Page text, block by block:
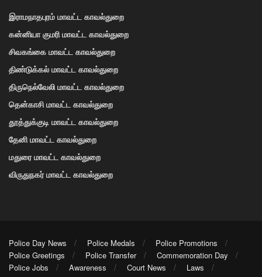
இராமநாதபுரம் மாவட்ட காவல்துறை
கன்னியா குமரி மாவட்ட காவல்துறை
சிவகங்கை மாவட்ட காவல்துறை
திண்டுக்கல் மாவட்ட காவல்துறை
திருநெல்வேலி மாவட்ட காவல்துறை
தென்காசி மாவட்ட காவல்துறை
தூத்துக்குடி மாவட்ட காவல்துறை
தேனி மாவட்ட காவல்துறை
மதுரை மாவட்ட காவல்துறை
விருதுநகர் மாவட்ட காவல்துறை
Police Day News Police Medals
Police Promotions
Police Greetings
Police Transfer
Commemoration Day
Police Jobs
Awareness Court News
Laws